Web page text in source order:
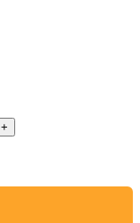
+